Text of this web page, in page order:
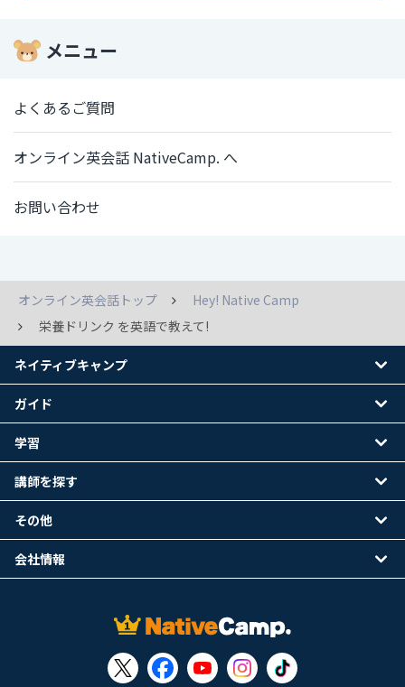
メニュー
よくあるご質問
オンライン英会話 NativeCamp. へ
お問い合わせ
オンライン英会話トップ
Hey! Native Camp
栄養ドリンク を英語で教えて!
ネイティブキャンプ
ガイド
学習
講師を探す
その他
会社情報